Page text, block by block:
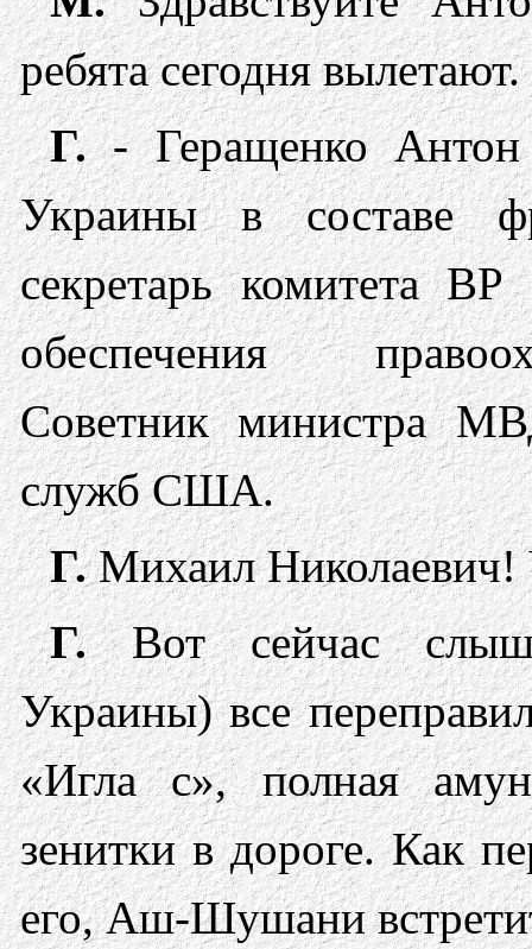
ребята сегодня
Г.- Геращенко Антон
Украины в составе
секретарь комитета ВР
обеспечения
Советник министра
служб США.
Г.Михаил Николаевич!
Г.Вот сейчас
Украины) все
«Игла с», полная
зенитки в дороге. Как
его, Аш-Шушани